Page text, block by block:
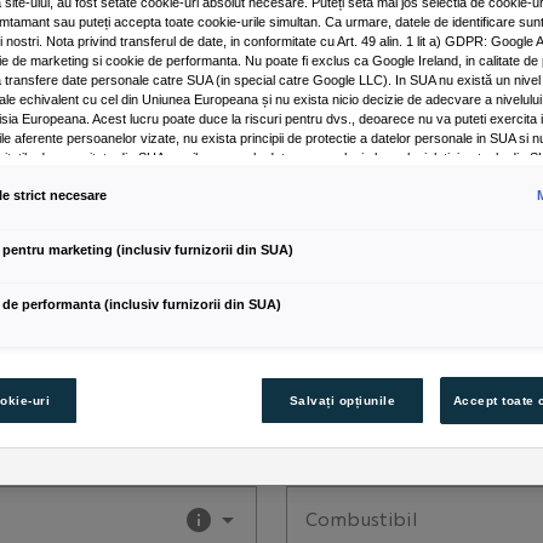
Serie Sasiu (VIN)
Serie CIV
Model
Combustibil
sau puteți accepta toate cookie-urile simultan. Ca urmare, datele de identificare
nostri. Nota privind transferul de date, in conformitate cu Art. 49 alin. 1 lit a) GDPR: Google
de marketing si cookie de performanta. Nu poate fi exclus ca Google Ireland, in calitate de
date personale catre SUA (in special catre Google LLC). In SUA nu există un
echivalent cu cel din Uniunea Europeana și nu exista nicio decizie de adecvare a nivelului
Europeana. Acest lucru poate duce la riscuri pentru dvs., deoarece nu va puteti exercita
aferente persoanelor vizate, nu exista principii de protectie a datelor personale in SUA si
de securitate din SUA sa aiba acces la date personale, in baza legislatiei actuale din
scopuri de marketing sau a cookie-urilor de performanta pentru furnizorii de servicii din
partea de jos a site-ului. Sunteți liber sa acordati, sa refuzati sau sa va retrageti
Broker de Asigurare SRL este responsabila pentru acest site web și cookie-uri. Puteti
cookie-uri in politica de cookie-uri sau in setarile cookie-urilor. Setarile cookie-urilor sunt
site-ului. Nota privind cookie-urile pentru marketing: Daca accesati site-ul nostru web printr-
strict necesare
marketing (inclusiv furnizorii din SUA)
performanta (inclusiv furnizorii din SUA)
uri Salvați opțiunile Accept toate